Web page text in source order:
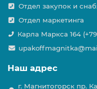
Отдел закупок и
Отдел маркетинга
Карла Маркса 164
Наш адрес
г. Магнитогорск пр.